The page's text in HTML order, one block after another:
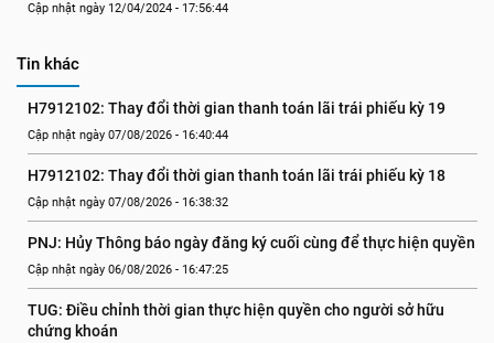
Cập nhật ngày 12/04/2024 - 17:56:44
Tin khác
H7912102: Thay đổi thời gian thanh toán lãi trái phiếu kỳ 19
Cập nhật ngày 07/08/2026 - 16:40:44
H7912102: Thay đổi thời gian thanh toán lãi trái phiếu kỳ 18
Cập nhật ngày 07/08/2026 - 16:38:32
PNJ: Hủy Thông báo ngày đăng ký cuối cùng để thực hiện quyền
Cập nhật ngày 06/08/2026 - 16:47:25
TUG: Điều chỉnh thời gian thực hiện quyền cho người sở hữu
chứng khoán